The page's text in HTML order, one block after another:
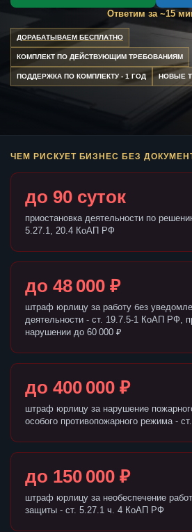
Ответим за ~15
ДОРАБАТЫВАЕМ БЕСПЛАТНО
КОМПЛЕКТ ПО ДЕЙСТВУЮЩИМ ТРЕБОВАНИЯМ
ПОДДЕРЖКА ПО КОМПЛЕКТУ - 1 ГОД НОВЫЕ
ЧЕМ РИСКУЕТ БИЗНЕС БЕЗ
до 90 суток
приостановка деятельности по
5.27.1, 20.4 КоАП РФ
до 48 000 ₽
штраф юрлицу за работу без
деятельности - ст. 19.7.5-1 КоАП РФ,
нарушении до 60 000 ₽
до 400 000 ₽
штраф юрлицу за нарушение
особого противопожарного режима -
до 150 000 ₽
штраф юрлицу за необеспечение
защиты - ст. 5.27.1 ч. 4 КоАП РФ